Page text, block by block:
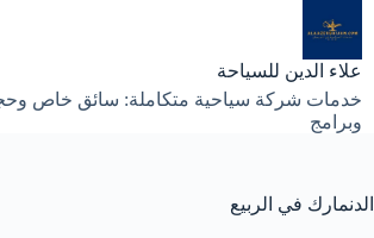
إلى
المحتوى
علاء الدين للسياحة
خدمات شركة سياحية متكاملة: سائق خاص
وبرامج
الدنمارك في الربيع